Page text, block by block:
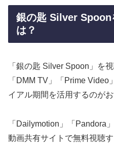
銀の匙 Silver Spoon
は？
「銀の匙 Silver Spoon」を
「DMM TV」「Prime
イアル期間を活用するのがお
「Dailymotion」「Pandora
動画共有サイトで無料視聴